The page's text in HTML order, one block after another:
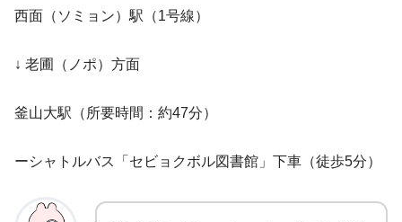
西面（ソミョン）駅（1号線）
↓ 老圃（ノポ）方面
釜山大駅（所要時間：約47分）
ーシャトルバス「セビョクボル図書館」下車（徒歩5分）